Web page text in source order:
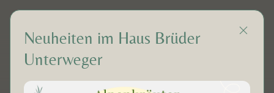
Neuheiten im Haus Brüder
Unterweger